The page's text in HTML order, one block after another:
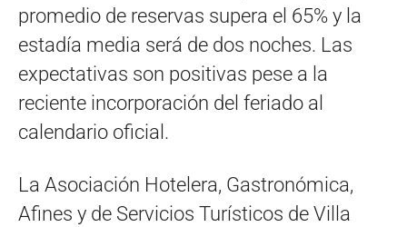
promedio de reservas supera el 65% y la
estadía media será de dos noches. Las
expectativas son positivas pese a la
reciente incorporación del feriado al
calendario oficial.
La Asociación Hotelera, Gastronómica,
Afines y de Servicios Turísticos de Villa